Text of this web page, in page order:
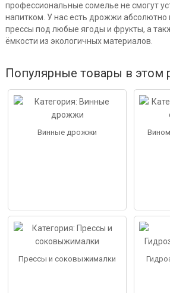
профессиональные сомелье не смогут
напитком. У нас есть дрожжи абсолютно
прессы под любые ягоды и фрукты, а
ёмкости из экологичных материалов.
Популярные товары в этом
Винные дрожжи
Прессы и соковыжималки